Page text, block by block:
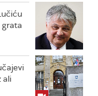
ali